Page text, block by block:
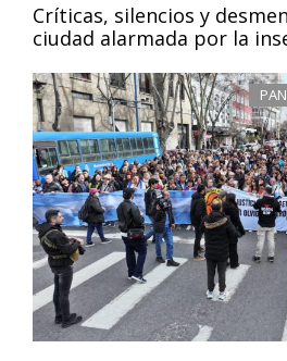
Críticas, silencios y
ciudad alarmada por la